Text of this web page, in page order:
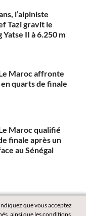
l’alpiniste
Tazi gravit le
Yatse II à 6.250 m
Maroc affronte
quarts de finale
Maroc qualifié
finale après un
au Sénégal
que vous acceptez
ainsi que les conditions